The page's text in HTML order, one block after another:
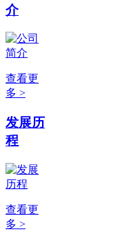
介
查看更
多 >
发展历
程
查看更
多 >